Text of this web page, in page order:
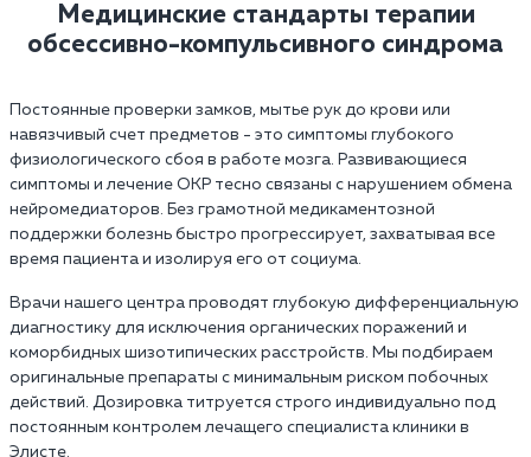
Медицинские стандарты терапии
обсессивно-компульсивного синдрома
Постоянные проверки замков, мытье рук до крови или
навязчивый счет предметов - это симптомы глубокого
физиологического сбоя в работе мозга. Развивающиеся
симптомы и лечение ОКР тесно связаны с нарушением обмена
нейромедиаторов. Без грамотной медикаментозной
поддержки болезнь быстро прогрессирует, захватывая все
время пациента и изолируя его от социума.
Врачи нашего центра проводят глубокую дифференциальную
диагностику для исключения органических поражений и
коморбидных шизотипических расстройств. Мы подбираем
оригинальные препараты с минимальным риском побочных
действий. Дозировка титруется строго индивидуально под
постоянным контролем лечащего специалиста клиники в
Элисте.